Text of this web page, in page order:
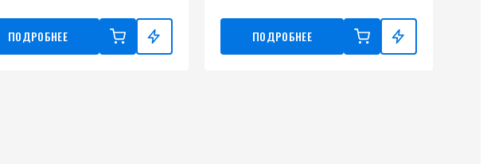
ПОДРОБНЕЕ ПОДРОБНЕЕ